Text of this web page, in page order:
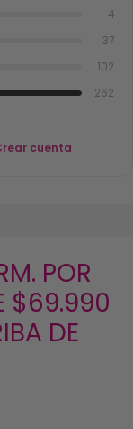
4
37
102
262
cuenta
POR
$69.990
DE